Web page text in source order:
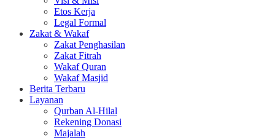
Etos Kerja
Legal Formal
Zakat & Wakaf
Zakat Penghasilan
Zakat Fitrah
Wakaf Quran
Wakaf Masjid
Berita Terbaru
Layanan
Qurban Al-Hilal
Rekening Donasi
Majalah